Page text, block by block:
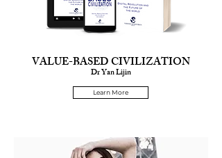
VALUE-BASED CIVILIZATION
Dr Yan Lijin
Learn More